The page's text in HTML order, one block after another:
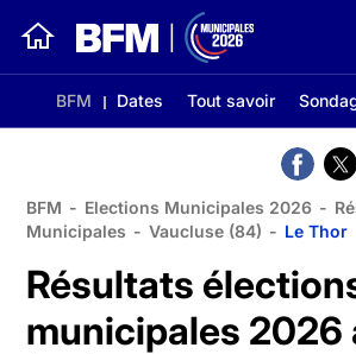
BFM Dates Tout savoir
BFM - Elections Municipales 2026 -
Municipales - Vaucluse (84) - Le Thor
Résultats
municipales 2026